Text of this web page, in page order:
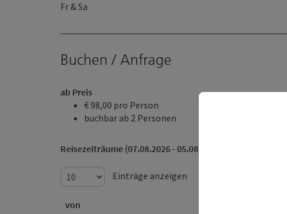
Fr & Sa
Buchen / Anfrage
ab Preis
€ 98,00 pro Person
buchbar ab 2 Personen
Reisezeiträume (07.08.2026 - 05.08.2028)
Einträge anzeigen
von